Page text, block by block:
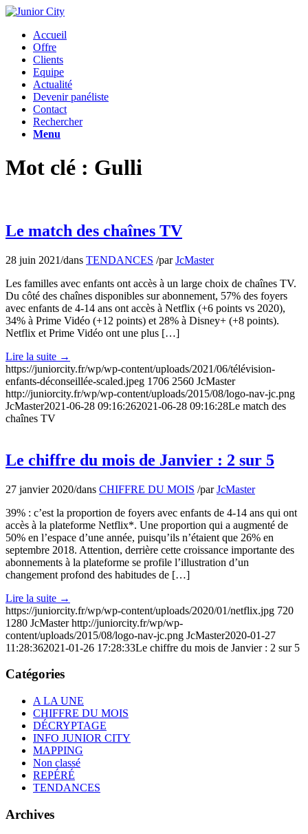
Accueil
Offre
Clients
Equipe
Actualité
Devenir panéliste
Contact
Rechercher
Menu
Mot clé : Gulli
Le match des chaînes TV
28 juin 2021/dans TENDANCES /parJcMaster
Les familles avec enfants ont accès à un large choix de chaînes TV.
Du côté des chaînes disponibles sur abonnement, 57% des foyers
avec enfants de 4-14 ans ont accès à Netflix (+6 points vs 2020),
34% à Prime Vidéo (+12 points) et 28% à Disney+ (+8 points).
Netflix et Prime Vidéo ont une plus […]
Lire la suite →
https://juniorcity.fr/wp/wp-content/uploads/2021/06/télévision-
enfants-déconseillée-scaled.jpeg 1706 2560 JcMaster
http://juniorcity.fr/wp/wp-content/uploads/2015/08/logo-nav-jc.png
JcMaster2021-06-28 09:16:262021-06-28 09:16:28Le match des
chaînes TV
Le chiffre du mois de Janvier : 2 sur 5
27 janvier 2020/dans CHIFFRE DU MOIS /parJcMaster
39% : c’est la proportion de foyers avec enfants de 4-14 ans qui ont
accès à la plateforme Netflix*. Une proportion qui a augmenté de
50% en l’espace d’une année, puisqu’ils n’étaient que 26% en
septembre 2018. Attention, derrière cette croissance importante des
abonnements à la plateforme se profile l’illustration d’un
changement profond des habitudes de […]
Lire la suite →
https://juniorcity.fr/wp/wp-content/uploads/2020/01/netflix.jpg 720
1280 JcMaster http://juniorcity.fr/wp/wp-
content/uploads/2015/08/logo-nav-jc.png JcMaster2020-01-27
11:28:362021-01-26 17:28:33Le chiffre du mois de Janvier : 2 sur 5
Catégories
A LA UNE
CHIFFRE DU MOIS
DÉCRYPTAGE
INFO JUNIOR CITY
MAPPING
Non classé
REPÉRÉ
TENDANCES
Archives